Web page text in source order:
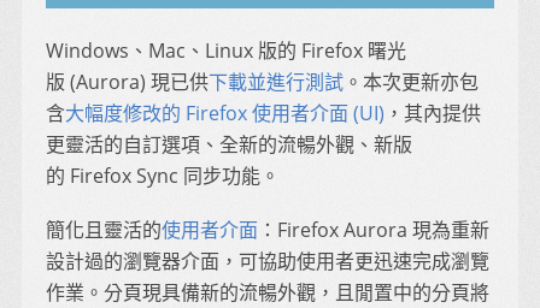
Windows、Mac、Linux 版的 Firefox 曙光
版 (Aurora) 現已供下載並進行測試 。本次更新亦包
含大幅度修改的 Firefox 使用者介面 (UI) ，其內提供
更靈活的自訂選項、全新的流暢外觀、新版
的 Firefox Sync 同步功能。
簡化且靈活的使用者介面 ：Firefox Aurora 現為重新
設計過的瀏覽器介面，可協助使用者更迅速完成瀏覽
作業。分頁現具備新的流暢外觀，且閒置中的分頁將